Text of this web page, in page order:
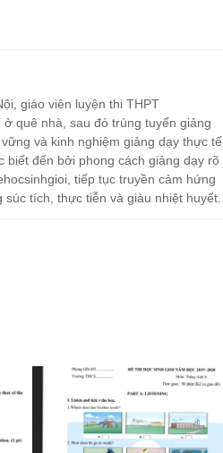
giáo viên luyện thi THPT
quê nhà, sau đó trúng tuyển giảng
và kinh nghiệm giảng dạy thực tế.
biết đến bởi phong cách giảng dạy rõ
tiếp tục truyền cảm hứng
tích, thực tiễn và giàu nhiệt huyết.